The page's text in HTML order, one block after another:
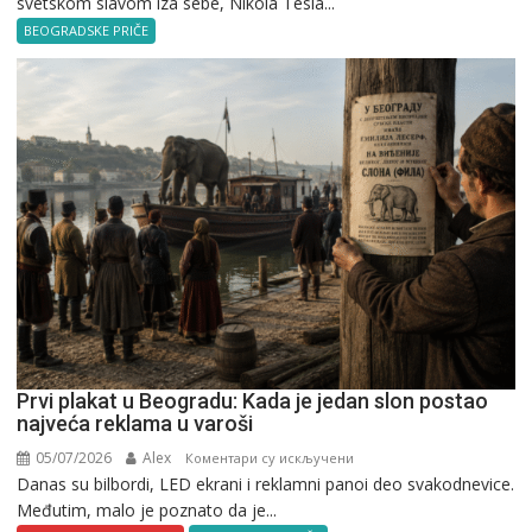
Beogradu
BEOGRADSKE PRIČE
Prvi plakat u Beogradu: Kada je jedan slon postao
najveća reklama u varoši
05/07/2026 Alex Коментари су искључени
Prvi
Danas su bilbordi, LED ekrani i reklamni panoi deo svakodnevice.
Međutim, malo je poznato da je...